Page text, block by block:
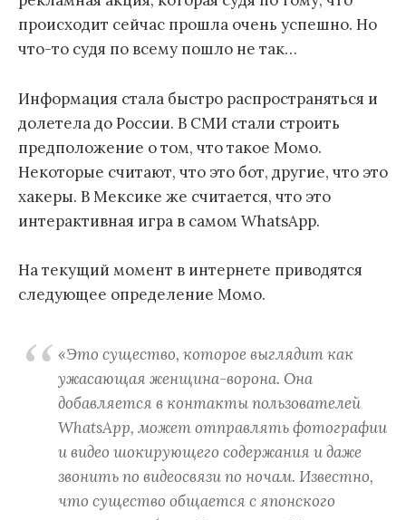
происходит сейчас прошла очень успешно. Но
что-то судя по всему пошло не так…
Информация стала быстро распространяться и
долетела до России. В СМИ стали строить
предположение о том, что такое Момо.
Некоторые считают, что это бот, другие, что это
хакеры. В Мексике же считается, что это
интерактивная игра в самом WhatsApp.
На текущий момент в интернете приводятся
следующее определение Момо.
«Это существо, которое выглядит как
ужасающая женщина-ворона. Она
добавляется в контакты пользователей
WhatsApp, может отправлять фотографии
и видео шокирующего содержания и даже
звонить по видеосвязи по ночам. Известно,
что существо общается с японского